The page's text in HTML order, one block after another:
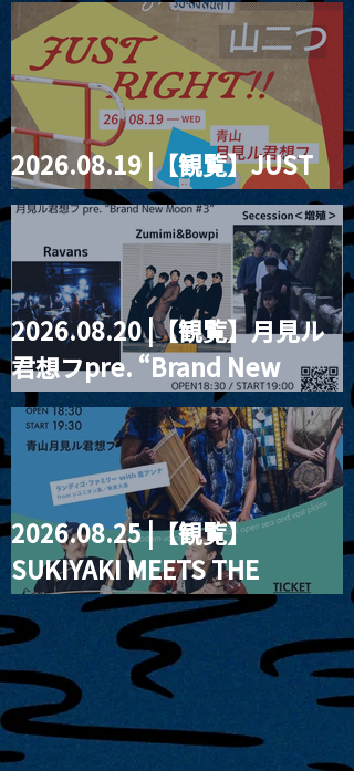
2026.08.19 |【観覧】JUST
RIGHT!! vol.27
2026.08.20 |【観覧】月見ル
君想フpre. “Brand New
Moon #3”
2026.08.25 |【観覧】
SUKIYAKI MEETS THE
WORLD presentsLINDIGO
FAMILY with ANNA SATO,
ODUCHU modern voices
from open sea and vast
plains